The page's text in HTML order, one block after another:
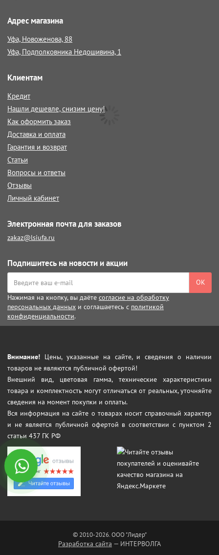
Адрес магазина
Уфа, Новоженова, 88
Уфа, Подполковника Недошивина, 1
Клиентам
Кредит
Нашли дешевле, снизим цену!
Как оформить заказ
Доставка и оплата
Гарантия и возврат
Статьи
Вопросы и ответы
Отзывы
Личный кабинет
Электронная почта для заказов
zakaz@lsiufa.ru
Подпишитесь на новости и акции
ОК
Нажимая на кнопку, вы даёте согласие на обработку
персональных данных и соглашаетесь с политикой
конфиденциальности.
Внимание! Цены, указанные на сайте, и сведения о наличии
товаров не являются публичной офертой!
Внешний вид, цветовая гамма, технические характеристики
товара и комплектность могут отличаться от реальных, уточняйте
сведения на момент покупки и оплаты.
Вся информация на сайте о товарах носит справочный характер
и не является публичной офертой в соответствии с пунктом 2
статьи 437 ГК РФ
© 2010-2026. ООО "Лидер"
Разработка сайта — ИНТЕРВОЛГА